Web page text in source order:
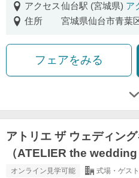
アクセス仙台駅 (宮城県) ア
住所
宮城県仙台市青葉
フェアをみる
アトリエ ザ ウェディン
（ATELIER the wedding
オンライン見学可能 式場・ゲス